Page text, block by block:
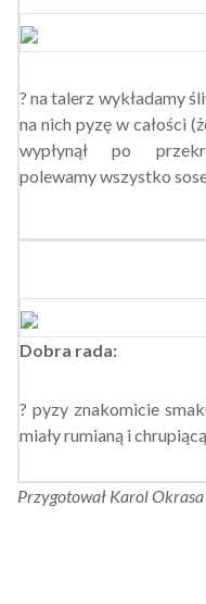
? na talerz wykładamy
na nich pyzę w całości
wypłynął po
polewamy wszystko
Dobra rada:
? pyzy znakomicie
miały rumianą i
Przygotował Karol Okrasa